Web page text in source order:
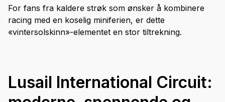
For fans fra kaldere strøk som ønsker å kombinere
racing med en koselig miniferien, er dette
«vintersolskinn»-elementet en stor tiltrekning.
Lusail International Circuit: